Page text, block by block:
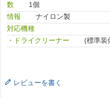
数
1個
情報
ナイロン製
対応機種
・ドライクリーナー
(標準装
レビューを書く